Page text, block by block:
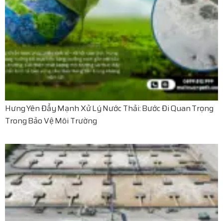
Hưng Yên Đẩy Mạnh Xử Lý Nước Thải: Bước Đi Quan Trọng
Trong Bảo Vệ Môi Trường